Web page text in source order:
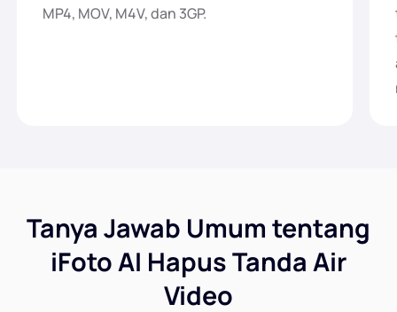
MP4, MOV, M4V, dan 3GP.
Tanya Jawab Umum tentang
iFoto AI Hapus Tanda Air
Video